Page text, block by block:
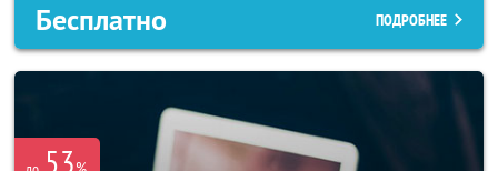
Бесплатно ПОДРОБНЕЕ
53